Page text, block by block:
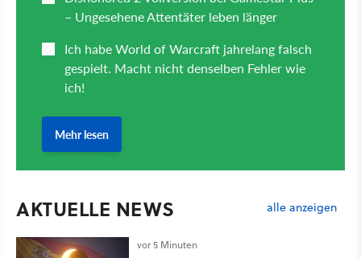
AKTUELLE NEWS alle anzeigen
vor 5 Minuten